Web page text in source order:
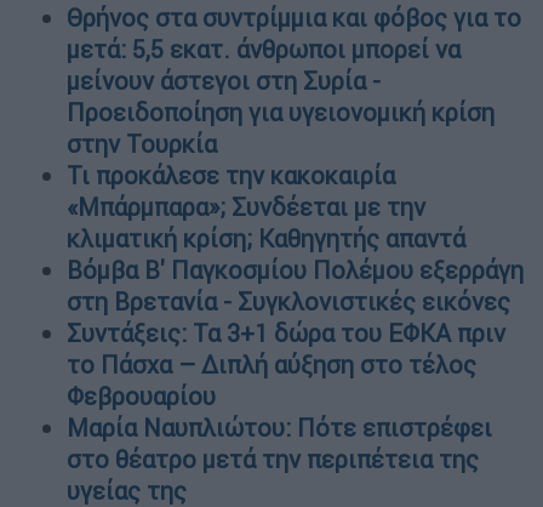
Θρήνος στα συντρίμμια και φόβος για το
μετά: 5,5 εκατ. άνθρωποι μπορεί να
μείνουν άστεγοι στη Συρία -
Προειδοποίηση για υγειονομική κρίση
στην Τουρκία
Τι προκάλεσε την κακοκαιρία
«Μπάρμπαρα»; Συνδέεται με την
κλιματική κρίση; Καθηγητής απαντά
Βόμβα Β' Παγκοσμίου Πολέμου εξερράγη
στη Βρετανία - Συγκλονιστικές εικόνες
Συντάξεις: Τα 3+1 δώρα του ΕΦΚΑ πριν
το Πάσχα – Διπλή αύξηση στο τέλος
Φεβρουαρίου
Μαρία Ναυπλιώτου: Πότε επιστρέφει
στο θέατρο μετά την περιπέτεια της
υγείας της